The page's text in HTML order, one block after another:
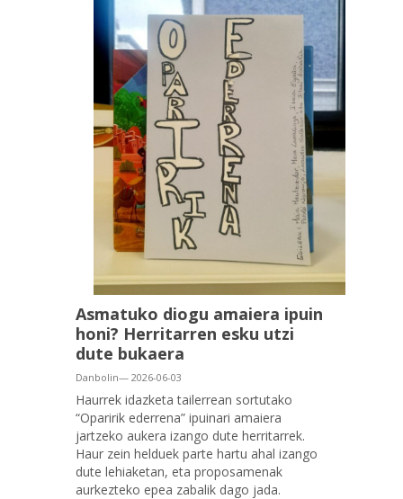
Asmatuko diogu amaiera ipuin
honi? Herritarren esku utzi
dute bukaera
Danbolin— 2026-06-03
Haurrek idazketa tailerrean sortutako
“Oparirik ederrena” ipuinari amaiera
jartzeko aukera izango dute herritarrek.
Haur zein helduek parte hartu ahal izango
dute lehiaketan, eta proposamenak
aurkezteko epea zabalik dago jada.